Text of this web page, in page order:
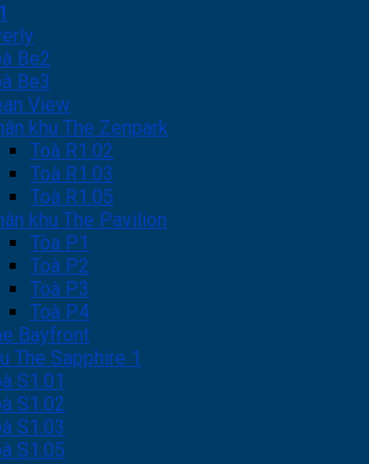
Be2
Be3
View
khu The Zenpark
Toà R1.02
Toà R1.03
Toà R1.05
khu The Pavilion
Tòa P1
Toà P2
Toà P3
Toà P4
Bayfront
The Sapphire 1
S1.01
S1.02
S1.03
S1.05